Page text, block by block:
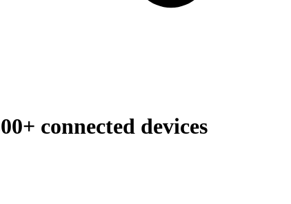
connected devices